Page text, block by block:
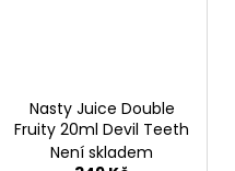
Nasty Juice Double
Fruity 20ml Devil Teeth
Není skladem